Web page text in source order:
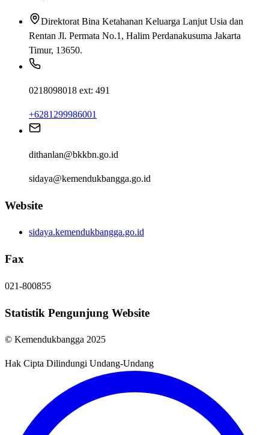
Direktorat Bina Ketahanan Keluarga Lanjut Usia dan
Rentan Jl. Permata No.1, Halim Perdanakusuma Jakarta
Timur, 13650.
0218098018 ext: 491
+6281299986001
dithanlan@bkkbn.go.id
sidaya@kemendukbangga.go.id
Website
sidaya.kemendukbangga.go.id
Fax
021-800855
Statistik Pengunjung Website
© Kemendukbangga 2025
Hak Cipta Dilindungi Undang-Undang